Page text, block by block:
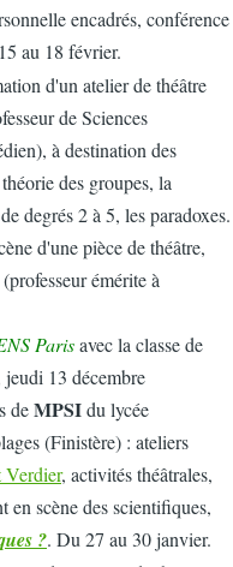
encadrés, conférence
15 au 18 février.
d'un atelier de théâtre
de Sciences
à destination des
des groupes, la
degrés 2 à 5, les paradoxes.
d'une pièce de théâtre,
émérite à
Parisavec la classe de
13 décembre
deMPSIdu lycée
(Finistère) : ateliers
, activités théâtrales,
en scène des scientifiques,
?. Du 27 au 30 janvier.